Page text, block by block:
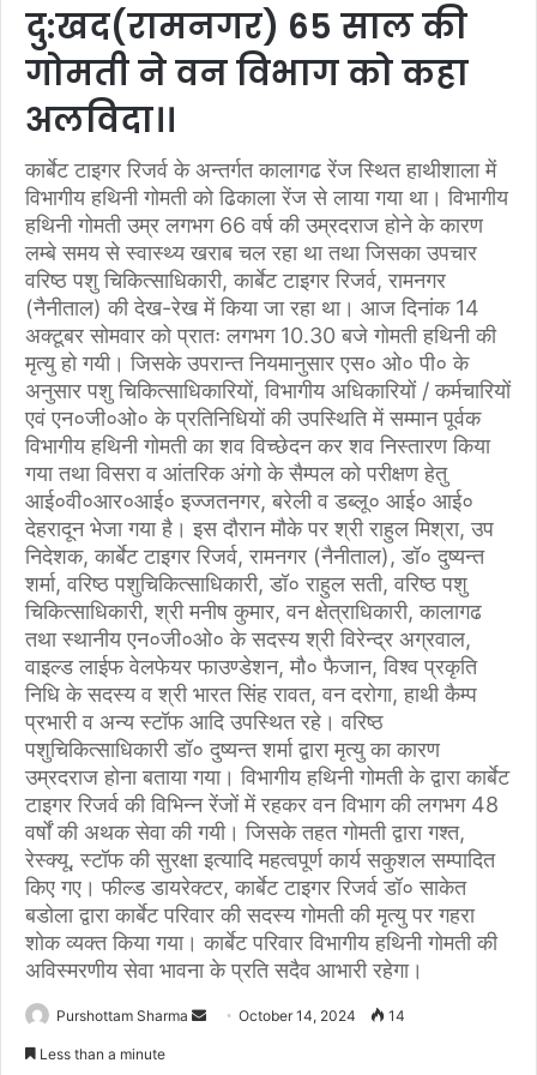
दु:खद(रामनगर) 65 साल की
गोमती ने वन विभाग को कहा
अलविदा।।
कार्बेट टाइगर रिजर्व के अन्तर्गत कालागढ रेंज स्थित हाथीशाला में
विभागीय हथिनी गोमती को ढिकाला रेंज से लाया गया था। विभागीय
हथिनी गोमती उम्र लगभग 66 वर्ष की उम्रदराज होने के कारण
लम्बे समय से स्वास्थ्य खराब चल रहा था तथा जिसका उपचार
वरिष्ठ पशु चिकित्साधिकारी, कार्बेट टाइगर रिजर्व, रामनगर
(नैनीताल) की देख-रेख में किया जा रहा था। आज दिनांक 14
अक्टूबर सोमवार को प्रातः लगभग 10.30 बजे गोमती हथिनी की
मृत्यु हो गयी। जिसके उपरान्त नियमानुसार एस० ओ० पी० के
अनुसार पशु चिकित्साधिकारियों, विभागीय अधिकारियों / कर्मचारियों
एवं एन०जी०ओ० के प्रतिनिधियों की उपस्थिति में सम्मान पूर्वक
विभागीय हथिनी गोमती का शव विच्छेदन कर शव निस्तारण किया
गया तथा विसरा व आंतरिक अंगो के सैम्पल को परीक्षण हेतु
आई०वी०आर०आई० इज्जतनगर, बरेली व डब्लू० आई० आई०
देहरादून भेजा गया है। इस दौरान मौके पर श्री राहुल मिश्रा, उप
निदेशक, कार्बेट टाइगर रिजर्व, रामनगर (नैनीताल), डॉ० दुष्यन्त
शर्मा, वरिष्ठ पशुचिकित्साधिकारी, डॉ० राहुल सती, वरिष्ठ पशु
चिकित्साधिकारी, श्री मनीष कुमार, वन क्षेत्राधिकारी, कालागढ
तथा स्थानीय एन०जी०ओ० के सदस्य श्री विरेन्द्र अग्रवाल,
वाइल्ड लाईफ वेलफेयर फाउण्डेशन, मौ० फैजान, विश्व प्रकृति
निधि के सदस्य व श्री भारत सिंह रावत, वन दरोगा, हाथी कैम्प
प्रभारी व अन्य स्टॉफ आदि उपस्थित रहे। वरिष्ठ
पशुचिकित्साधिकारी डॉ० दुष्यन्त शर्मा द्वारा मृत्यु का कारण
उम्रदराज होना बताया गया। विभागीय हथिनी गोमती के द्वारा कार्बेट
टाइगर रिजर्व की विभिन्न रेंजों में रहकर वन विभाग की लगभग 48
वर्षों की अथक सेवा की गयी। जिसके तहत गोमती द्वारा गश्त,
रेस्क्यू, स्टॉफ की सुरक्षा इत्यादि महत्वपूर्ण कार्य सकुशल सम्पादित
किए गए। फील्ड डायरेक्टर, कार्बेट टाइगर रिजर्व डॉ० साकेत
बडोला द्वारा कार्बेट परिवार की सदस्य गोमती की मृत्यु पर गहरा
शोक व्यक्त किया गया। कार्बेट परिवार विभागीय हथिनी गोमती की
अविस्मरणीय सेवा भावना के प्रति सदैव आभारी रहेगा।
Purshottam Sharma October 14, 2024 14
Less than a minute